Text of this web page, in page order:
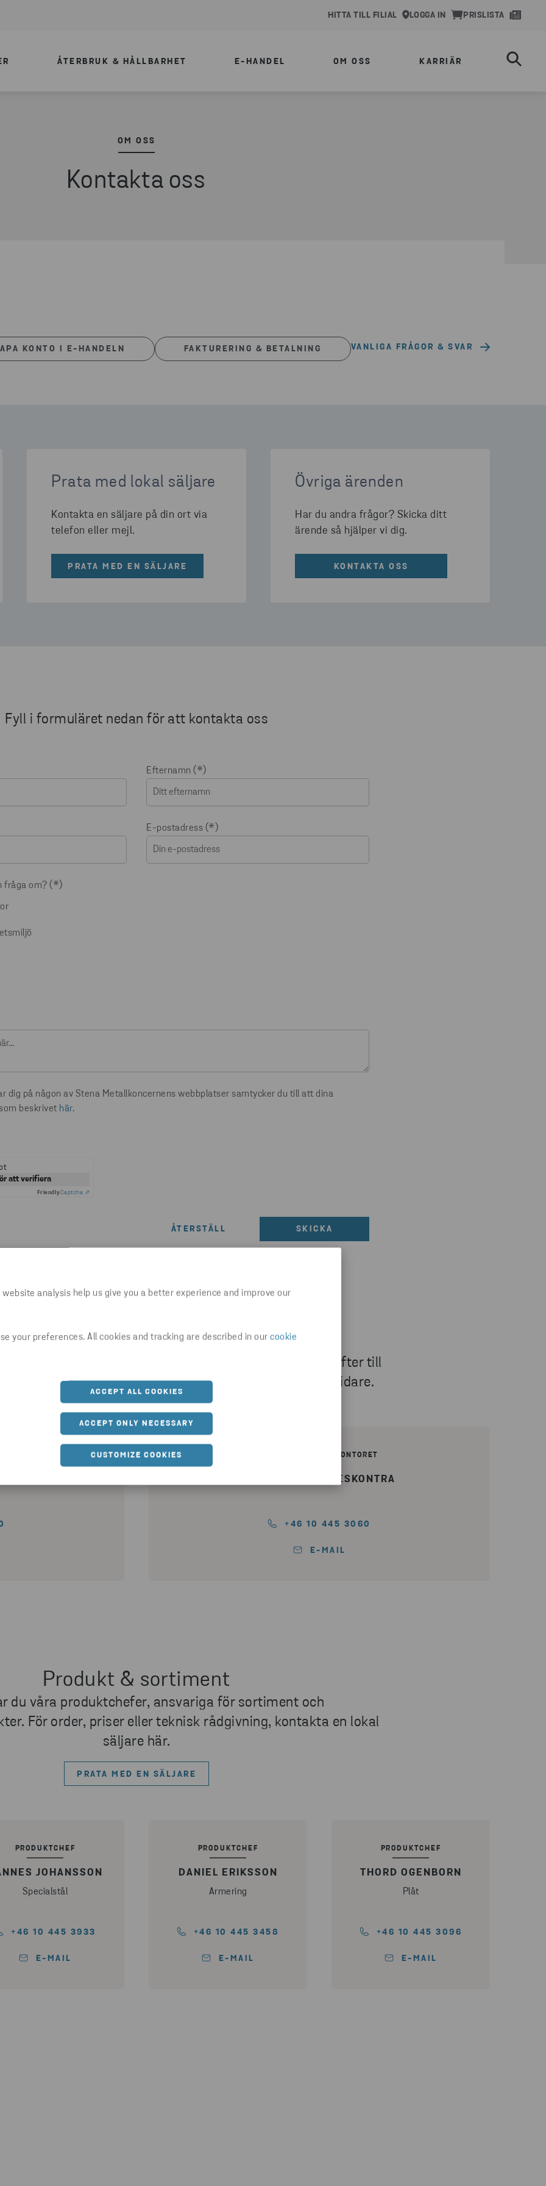
website analysis help us give you a better experience and improve our
your preferences. All cookies and tracking are described in our cookie
ACCEPT ALL COOKIES
ACCEPT ONLY NECESSARY
CUSTOMIZE COOKIES
HITTA TILL FILIAL LOGGA IN PRISLISTA
ÅTERBRUK & HÅLLBARHET E-HANDEL OM OSS KARRIÄR
OM OSS
Kontakta oss
KONTO I E-HANDELN FAKTURERING & BETALNING VANLIGA FRÅGOR & SVAR
Prata med lokal säljare
Kontakta en säljare på din ort via
telefon eller mejl.
PRATA MED EN SÄLJARE
Övriga ärenden
Har du andra frågor? Skicka ditt
ärende så hjälper vi dig.
KONTAKTA OSS
Fyll i formuläret nedan för att kontakta oss
Efternamn
E-postadress
fråga om?
SKICKA
dig på någon av Stena Metallkoncernens webbplatser samtycker du till att dina
beskrivet här.
att verifiera
FriendlyCaptcha ⇗
Fakturering & betalning
eller betalningar? Nedan hittar du kontaktuppgifter till
och kundreskontra, som hjälper dig vidare.
GÖTEBORG HUVUDKONTORET
LEVERANTÖRS-RESKONTRA
+46 10 445 3060
E-MAIL
Produkt & sortiment
du våra produktchefer, ansvariga för sortiment och
För order, priser eller teknisk rådgivning, kontakta en lokal
säljare här.
PRATA MED EN SÄLJARE
PRODUKTCHEF
JOHANSSON
Specialstål
+46 10 445 3933
E-MAIL
PRODUKTCHEF
DANIEL ERIKSSON
Armering
+46 10 445 3458
E-MAIL
PRODUKTCHEF
THORD OGENBORN
Plåt
+46 10 445 3096
E-MAIL